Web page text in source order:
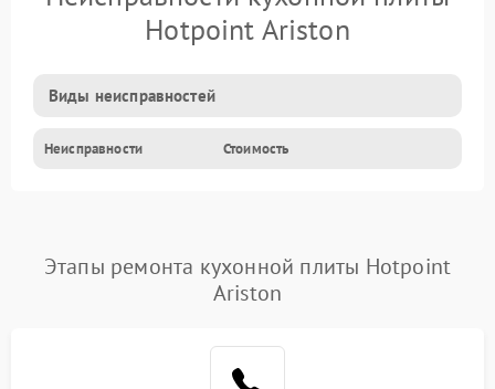
Hotpoint Ariston
Виды неисправностей
Неисправности Стоимость
Этапы ремонта кухонной плиты Hotpoint
Ariston